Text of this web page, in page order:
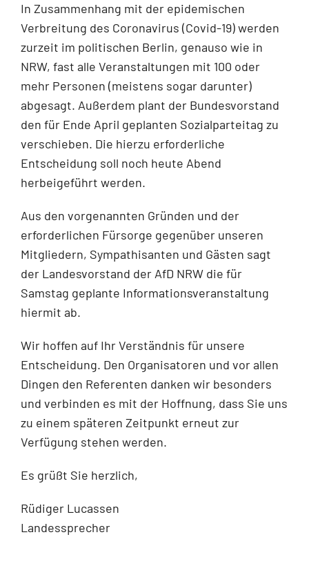
In Zusammenhang mit der epidemischen
Verbreitung des Coronavirus (Covid-19) werden
zurzeit im politischen Berlin, genauso wie in
NRW, fast alle Veranstaltungen mit 100 oder
mehr Personen (meistens sogar darunter)
abgesagt. Außerdem plant der Bundesvorstand
den für Ende April geplanten Sozialparteitag zu
verschieben. Die hierzu erforderliche
Entscheidung soll noch heute Abend
herbeigeführt werden.
Aus den vorgenannten Gründen und der
erforderlichen Fürsorge gegenüber unseren
Mitgliedern, Sympathisanten und Gästen sagt
der Landesvorstand der AfD NRW die für
Samstag geplante Informationsveranstaltung
hiermit ab.
Wir hoffen auf Ihr Verständnis für unsere
Entscheidung. Den Organisatoren und vor allen
Dingen den Referenten danken wir besonders
und verbinden es mit der Hoffnung, dass Sie uns
zu einem späteren Zeitpunkt erneut zur
Verfügung stehen werden.
Es grüßt Sie herzlich,
Rüdiger Lucassen
Landessprecher